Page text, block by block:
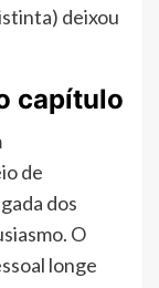
deixou
capítulo
de
dos
O
longe